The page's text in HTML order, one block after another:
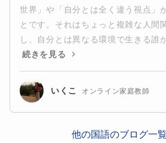
世界」や「自分とは全く違う視点」
とです。それはちょっと複雑な人間
し、自分とは異なる環境で生きる誰
続きを見る
いくこ オンライン家庭教師
他の国語のブログ一